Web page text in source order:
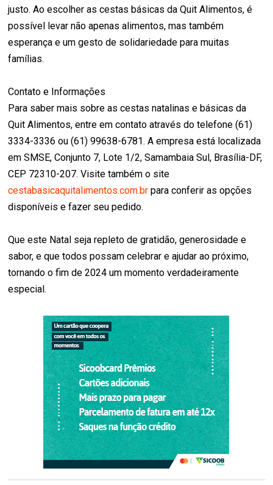
justo. Ao escolher as cestas básicas da Quit Alimentos, é
possível levar não apenas alimentos, mas também
esperança e um gesto de solidariedade para muitas
famílias.
Contato e Informações
Para saber mais sobre as cestas natalinas e básicas da
Quit Alimentos, entre em contato através do telefone (61)
3334-3336 ou (61) 99638-6781. A empresa está localizada
em SMSE, Conjunto 7, Lote 1/2, Samambaia Sul, Brasília-DF,
CEP 72310-207. Visite também o site
cestabasicaquitalimentos.com.br para conferir as opções
disponíveis e fazer seu pedido.
Que este Natal seja repleto de gratidão, generosidade e
sabor, e que todos possam celebrar e ajudar ao próximo,
tornando o fim de 2024 um momento verdadeiramente
especial.